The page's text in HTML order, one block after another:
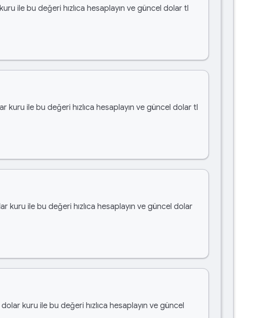
ile bu değeri hızlıca hesaplayın ve güncel dolar tl
kuru ile bu değeri hızlıca hesaplayın ve güncel dolar tl
kuru ile bu değeri hızlıca hesaplayın ve güncel dolar
kuru ile bu değeri hızlıca hesaplayın ve güncel